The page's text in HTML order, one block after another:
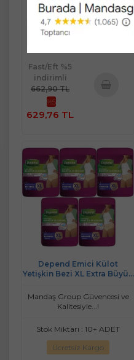
Stok Miktarı : 10+ PAKET
Ücretsiz Kargo
Fast/Eft %5
indirimli
662,90 TL
%5
629,76 TL
Depend Emici Külot
Yetişkin Bezi XL Extra Büyük
Mandaş Group Güvencesi ve
Kalitesiyle...!
Stok Miktarı : 10+ ADET
Ücretsiz Kargo